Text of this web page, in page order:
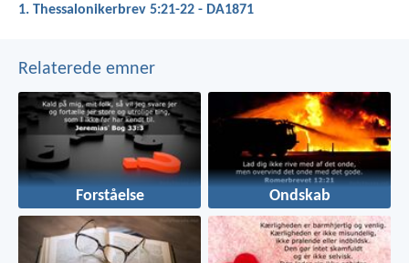
1. Thessalonikerbrev 5:21-22 - DA1871
Relaterede emner
Forståelse Ondskab